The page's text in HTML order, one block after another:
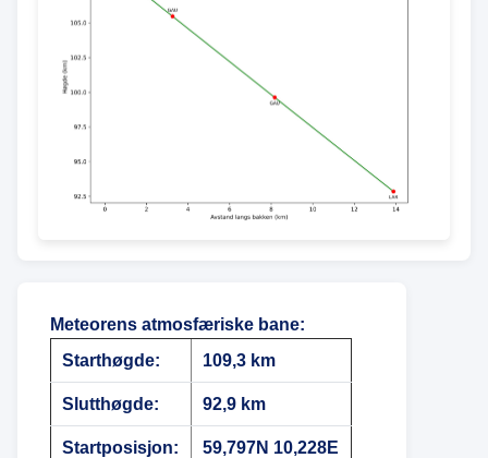
Meteorens atmosfæriske bane:
Starthøgde:
109,3 km
Slutthøgde: 92,9 km
Startposisjon: 59,797N 10,228E